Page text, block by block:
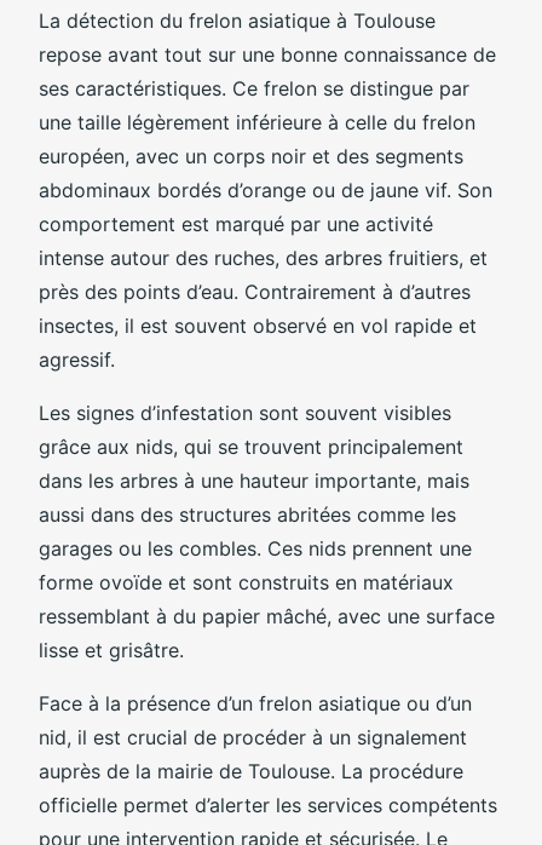
La détection du frelon asiatique à Toulouse
repose avant tout sur une bonne connaissance de
ses caractéristiques. Ce frelon se distingue par
une taille légèrement inférieure à celle du frelon
européen, avec un corps noir et des segments
abdominaux bordés d’orange ou de jaune vif. Son
comportement est marqué par une activité
intense autour des ruches, des arbres fruitiers, et
près des points d’eau. Contrairement à d’autres
insectes, il est souvent observé en vol rapide et
agressif.
Les signes d’infestation sont souvent visibles
grâce aux nids, qui se trouvent principalement
dans les arbres à une hauteur importante, mais
aussi dans des structures abritées comme les
garages ou les combles. Ces nids prennent une
forme ovoïde et sont construits en matériaux
ressemblant à du papier mâché, avec une surface
lisse et grisâtre.
Face à la présence d’un frelon asiatique ou d’un
nid, il est crucial de procéder à un signalement
auprès de la mairie de Toulouse. La procédure
officielle permet d’alerter les services compétents
pour une intervention rapide et sécurisée. Le